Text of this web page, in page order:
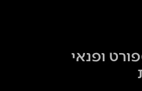
ופנאי